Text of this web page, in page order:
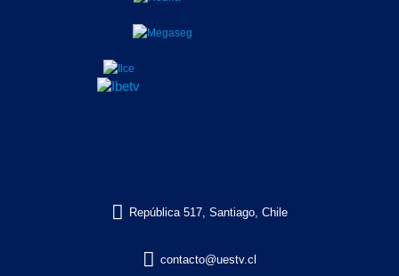
 República 517, Santiago, Chile
 contacto@uestv.cl